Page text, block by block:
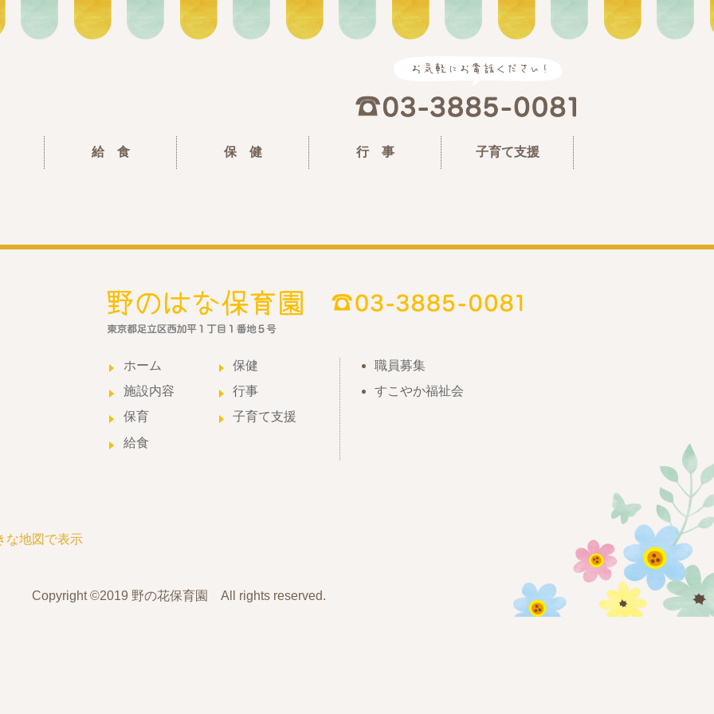
給 食 保 健 行 事 子育て支援
な地図で表示
ホーム
保健
施設内容
行事
保育
子育て支援
給食
職員募集
すこやか福祉会
Copyright ©2019 野の花保育園 All rights reserved.